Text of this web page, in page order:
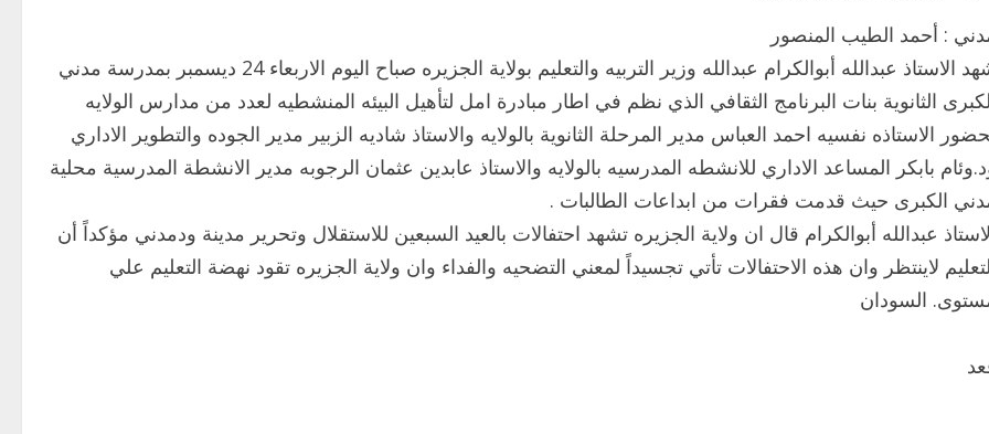
: أحمد الطيب المنصور
شهد الاستاذ عبدالله أبوالكرام عبدالله وزير التربيه والتعليم بولاية الجزيره صباح اليوم الاربعاء 24 ديسمبر بمدرسة مدني
الثانوية بنات البرنامج الثقافي الذي نظم في اطار مبادرة امل لتأهيل البيئه المنشطيه لعدد من مدارس الولايه
الاستاذه نفسيه احمد العباس مدير المرحلة الثانوية بالولايه والاستاذ شاديه الزبير مدير الجوده والتطوير الاداري
بابكر المساعد الاداري للانشطه المدرسيه بالولايه والاستاذ عابدين عثمان الرجوبه مدير الانشطة المدرسية محلية
الكبرى حيث قدمت فقرات من ابداعات الطالبات .
عبدالله أبوالكرام قال ان ولاية الجزيره تشهد احتفالات بالعيد السبعين للاستقلال وتحرير مدينة ودمدني مؤكداً أن
لاينتظر وان هذه الاحتفالات تأتي تجسيداً لمعني التضحيه والفداء وان ولاية الجزيره تقود نهضة التعليم علي
السودان